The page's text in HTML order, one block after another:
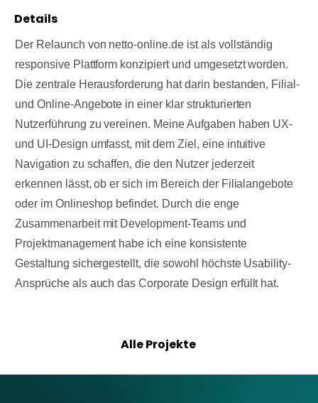
Details
Der Relaunch von netto-online.de ist als vollständig
responsive Plattform konzipiert und umgesetzt worden.
Die zentrale Herausforderung hat darin bestanden, Filial-
und Online-Angebote in einer klar strukturierten
Nutzerführung zu vereinen. Meine Aufgaben haben UX-
und UI-Design umfasst, mit dem Ziel, eine intuitive
Navigation zu schaffen, die den Nutzer jederzeit
erkennen lässt, ob er sich im Bereich der Filialangebote
oder im Onlineshop befindet. Durch die enge
Zusammenarbeit mit Development-Teams und
Projektmanagement habe ich eine konsistente
Gestaltung sichergestellt, die sowohl höchste Usability-
Ansprüche als auch das Corporate Design erfüllt hat.
Alle Projekte